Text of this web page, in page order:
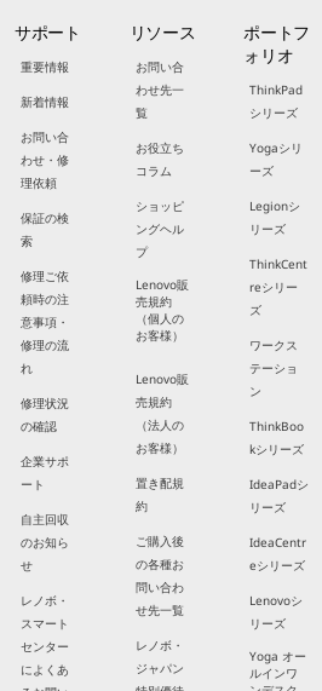
サポート
重要情報
新着情報
お問い合
わせ・修
理依頼
保証の検
索
修理ご依
頼時の注
意事項・
修理の流
れ
修理状況
の確認
企業サポ
ート
自主回収
のお知ら
せ
レノボ・
スマート
センター
によくあ
リソース
お問い合
わせ先一
覧
お役立ち
コラム
ショッピ
ングヘル
プ
Lenovo販
売規約
（個人の
お客様）
Lenovo販
売規約
（法人の
お客様）
置き配規
約
ご購入後
の各種お
問い合わ
せ先一覧
レノボ・
ジャパン
ポートフ
ォリオ
ThinkPad
シリーズ
Yogaシリ
ーズ
Legionシ
リーズ
ThinkCent
reシリー
ズ
ワークス
テーショ
ン
ThinkBoo
kシリーズ
IdeaPadシ
リーズ
IdeaCentr
eシリーズ
Lenovoシ
リーズ
Yoga オー
ルインワ